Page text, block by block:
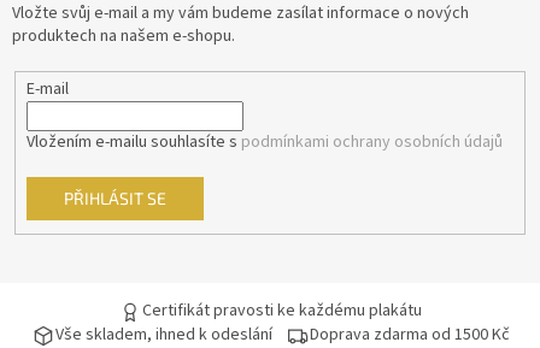
Vložte svůj e-mail a my vám budeme zasílat informace o nových
produktech na našem e-shopu.
E-mail
Vložením e-mailu souhlasíte s podmínkami ochrany osobních údajů
PŘIHLÁSIT SE
Certifikát pravosti ke každému plakátu
Vše skladem, ihned k odeslání
Doprava zdarma od 1500 Kč